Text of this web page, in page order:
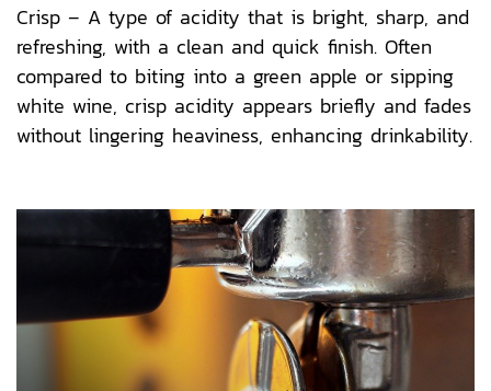
Crisp – A type of acidity that is bright, sharp, and
refreshing, with a clean and quick finish. Often
compared to biting into a green apple or sipping
white wine, crisp acidity appears briefly and fades
without lingering heaviness, enhancing drinkability.